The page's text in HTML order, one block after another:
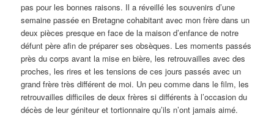
pas pour les bonnes raisons. Il a réveillé les souvenirs d’une
semaine passée en Bretagne cohabitant avec mon frère dans un
deux pièces presque en face de la maison d’enfance de notre
défunt père afin de préparer ses obsèques. Les moments passés
près du corps avant la mise en bière, les retrouvailles avec des
proches, les rires et les tensions de ces jours passés avec un
grand frère très différent de moi. Un peu comme dans le film, les
retrouvailles difficiles de deux frères si différents à l’occasion du
décès de leur géniteur et tortionnaire qu’ils n’ont jamais aimé.